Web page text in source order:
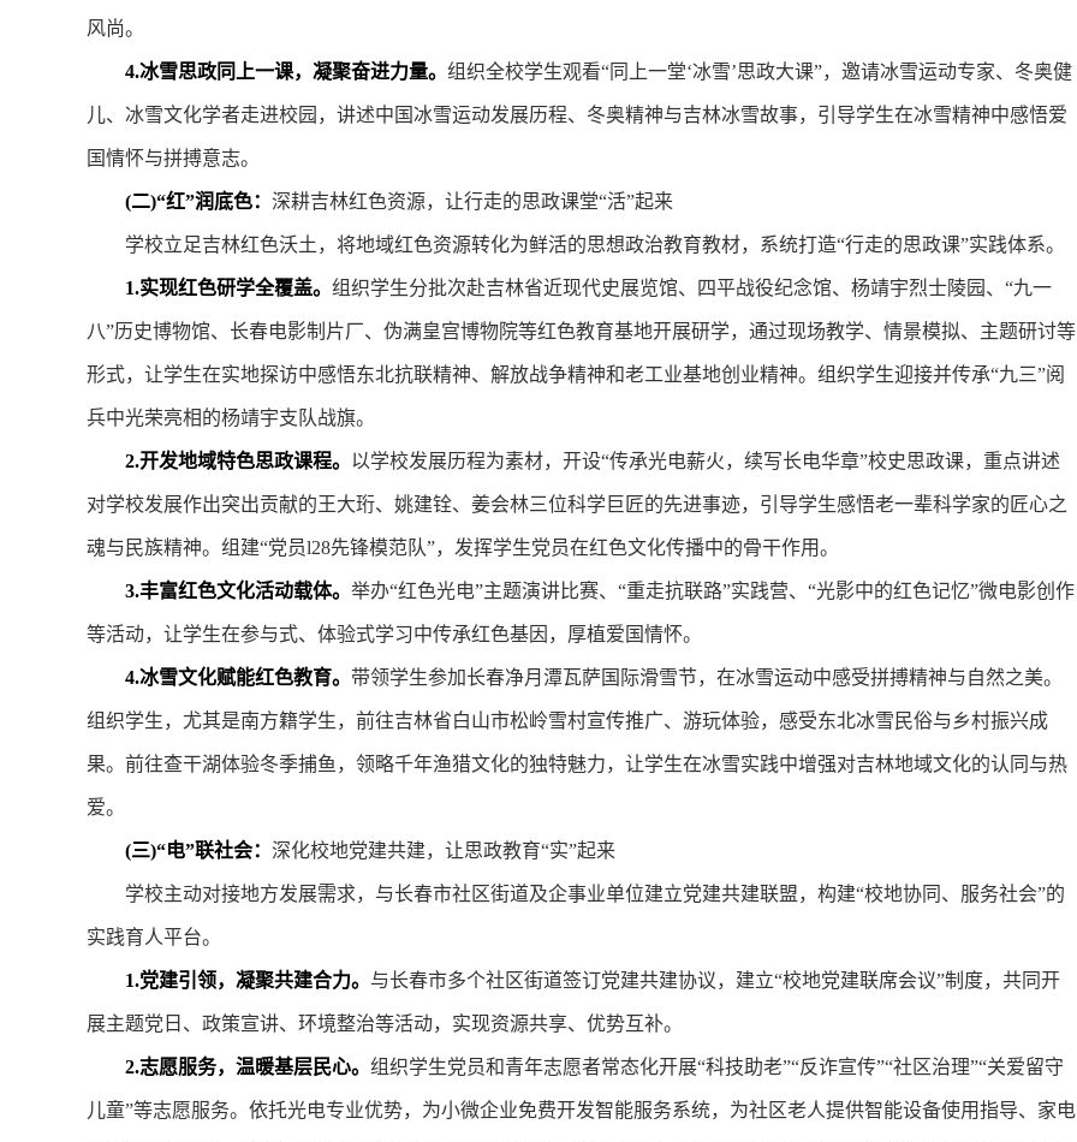
风尚。
4.冰雪思政同上一课，凝聚奋进力量。 组织全校学生观看“同上一堂‘冰雪’思政大课”，邀请冰雪运动专家、冬奥健
儿、冰雪文化学者走进校园，讲述中国冰雪运动发展历程、冬奥精神与吉林冰雪故事，引导学生在冰雪精神中感悟爱
国情怀与拼搏意志。
(二)“红”润底色： 深耕吉林红色资源，让行走的思政课堂“活”起来
学校立足吉林红色沃土，将地域红色资源转化为鲜活的思想政治教育教材，系统打造“行走的思政课”实践体系。
1.实现红色研学全覆盖。 组织学生分批次赴吉林省近现代史展览馆、四平战役纪念馆、杨靖宇烈士陵园、“九一
八”历史博物馆、长春电影制片厂、伪满皇宫博物院等红色教育基地开展研学，通过现场教学、情景模拟、主题研讨等
形式，让学生在实地探访中感悟东北抗联精神、解放战争精神和老工业基地创业精神。组织学生迎接并传承“九三”阅
兵中光荣亮相的杨靖宇支队战旗。
2.开发地域特色思政课程。 以学校发展历程为素材，开设“传承光电薪火，续写长电华章”校史思政课，重点讲述
对学校发展作出突出贡献的王大珩、姚建铨、姜会林三位科学巨匠的先进事迹，引导学生感悟老一辈科学家的匠心之
魂与民族精神。组建“党员l28先锋模范队”，发挥学生党员在红色文化传播中的骨干作用。
3.丰富红色文化活动载体。 举办“红色光电”主题演讲比赛、“重走抗联路”实践营、“光影中的红色记忆”微电影创作
等活动，让学生在参与式、体验式学习中传承红色基因，厚植爱国情怀。
4.冰雪文化赋能红色教育。 带领学生参加长春净月潭瓦萨国际滑雪节，在冰雪运动中感受拼搏精神与自然之美。
组织学生，尤其是南方籍学生，前往吉林省白山市松岭雪村宣传推广、游玩体验，感受东北冰雪民俗与乡村振兴成
果。前往查干湖体验冬季捕鱼，领略千年渔猎文化的独特魅力，让学生在冰雪实践中增强对吉林地域文化的认同与热
爱。
(三)“电”联社会： 深化校地党建共建，让思政教育“实”起来
学校主动对接地方发展需求，与长春市社区街道及企事业单位建立党建共建联盟，构建“校地协同、服务社会”的
实践育人平台。
1.党建引领，凝聚共建合力。 与长春市多个社区街道签订党建共建协议，建立“校地党建联席会议”制度，共同开
展主题党日、政策宣讲、环境整治等活动，实现资源共享、优势互补。
2.志愿服务，温暖基层民心。 组织学生党员和青年志愿者常态化开展“科技助老”“反诈宣传”“社区治理”“关爱留守
儿童”等志愿服务。依托光电专业优势，为小微企业免费开发智能服务系统，为社区老人提供智能设备使用指导、家电